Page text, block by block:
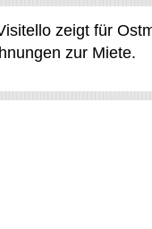
zeigt für
zur Miete.